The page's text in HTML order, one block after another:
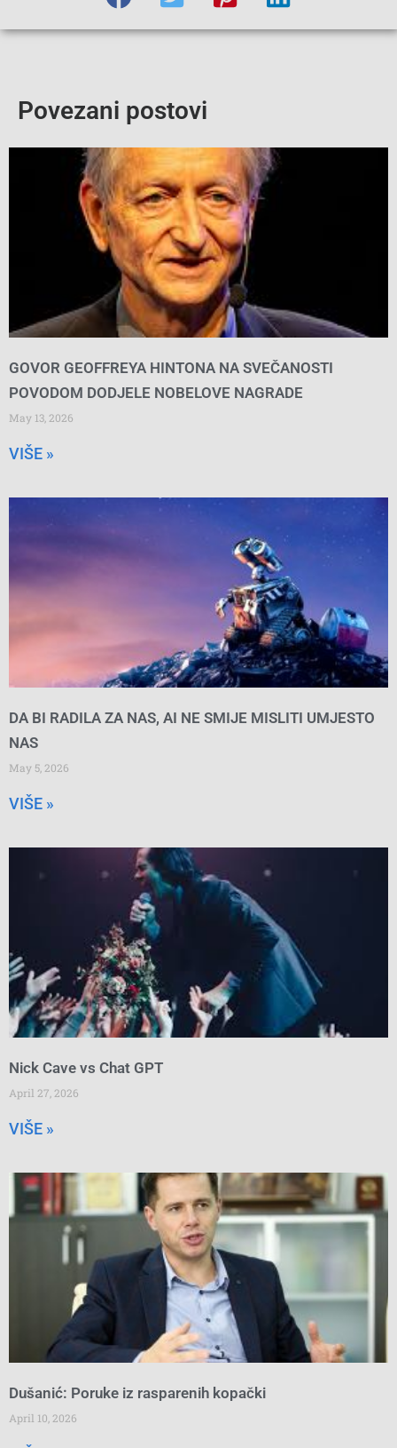
Povezani postovi
GOVOR GEOFFREYA HINTONA NA SVEČANOSTI
POVODOM DODJELE NOBELOVE NAGRADE
May 13, 2026
VIŠE »
DA BI RADILA ZA NAS, AI NE SMIJE MISLITI UMJESTO
NAS
May 5, 2026
VIŠE »
Nick Cave vs Chat GPT
April 27, 2026
VIŠE »
Dušanić: Poruke iz rasparenih kopački
April 10, 2026